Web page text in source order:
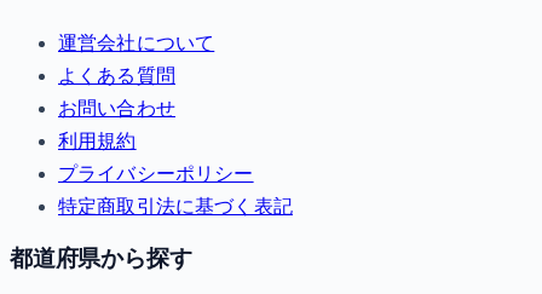
運営会社について
よくある質問
お問い合わせ
利用規約
プライバシーポリシー
特定商取引法に基づく表記
都道府県から探す